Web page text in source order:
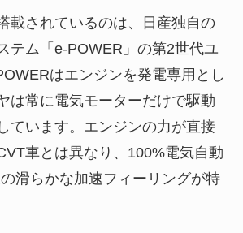
載されているのは、日産独自の
テム「e-POWER」の第2世代ユ
はエンジンを発電専用とし
は常に電気モーターだけで駆動
ています。エンジンの力が直接
車とは異なり、100%電気自動
滑らかな加速フィーリングが特